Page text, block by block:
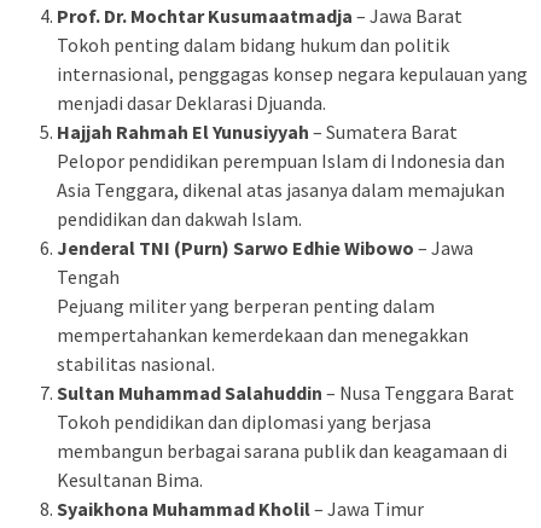
Prof. Dr. Mochtar Kusumaatmadja – Jawa Barat
Tokoh penting dalam bidang hukum dan politik
internasional, penggagas konsep negara kepulauan yang
menjadi dasar Deklarasi Djuanda.
Hajjah Rahmah El Yunusiyyah – Sumatera Barat
Pelopor pendidikan perempuan Islam di Indonesia dan
Asia Tenggara, dikenal atas jasanya dalam memajukan
pendidikan dan dakwah Islam.
Jenderal TNI (Purn) Sarwo Edhie Wibowo – Jawa
Tengah
Pejuang militer yang berperan penting dalam
mempertahankan kemerdekaan dan menegakkan
stabilitas nasional.
Sultan Muhammad Salahuddin – Nusa Tenggara Barat
Tokoh pendidikan dan diplomasi yang berjasa
membangun berbagai sarana publik dan keagamaan di
Kesultanan Bima.
Syaikhona Muhammad Kholil– Jawa Timur